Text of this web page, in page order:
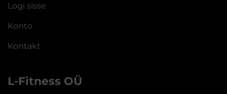
Logi sisse
Konto
Kontakt
L-Fitness OÜ